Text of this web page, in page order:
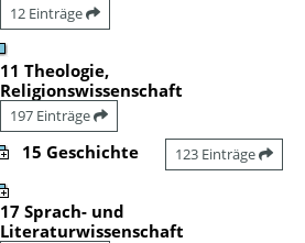
12 Einträge
11 Theologie,
Religionswissenschaft
197 Einträge
15 Geschichte 123 Einträge
17 Sprach- und
Literaturwissenschaft